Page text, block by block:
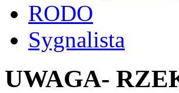
RODO
Sygnalista
UWAGA-